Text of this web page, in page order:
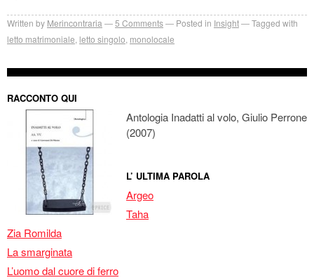
Written by Merincontraria 5 Comments Posted in Insight
Tagged with
letto matrimoniale letto singolo monolocale
RACCONTO QUI
Antologia Inadatti al volo, Giulio Perrone
(2007)
L’ ULTIMA PAROLA
Argeo
Taha
Zia Romilda
La smarginata
L’uomo dal cuore di ferro